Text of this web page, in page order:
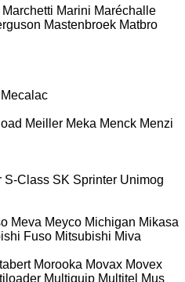
Marchetti Marini Maréchalle
Mastenbroek Matbro
Mecalac
Meiller Meka Menck Menzi
S-Class SK Sprinter Unimog
Meva Meyco Michigan Mikasa
Fuso Mitsubishi Miva
Morooka Movax Movex
Multiquip Multitel Mus